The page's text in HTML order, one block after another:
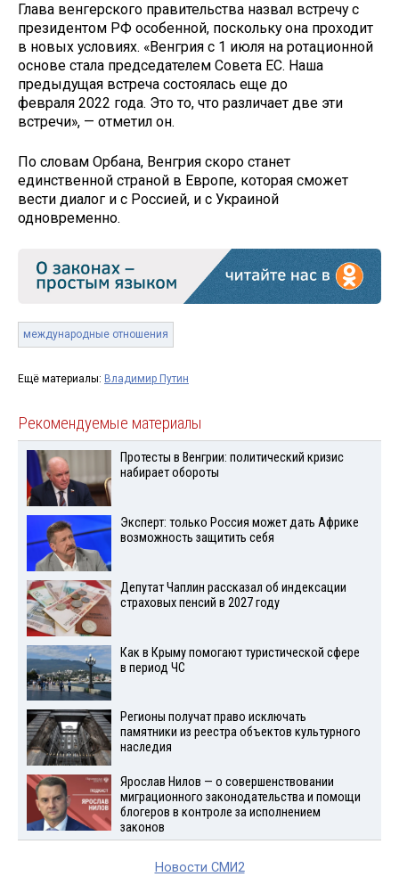
Глава венгерского правительства назвал встречу с
президентом РФ особенной, поскольку она проходит
в новых условиях. «Венгрия с 1 июля на ротационной
основе стала председателем Совета ЕС. Наша
предыдущая встреча состоялась еще до
февраля 2022 года. Это то, что различает две эти
встречи», — отметил он.
По словам Орбана, Венгрия скоро станет
единственной страной в Европе, которая сможет
вести диалог и с Россией, и с Украиной
одновременно.
международные отношения
Ещё материалы: Владимир Путин
Рекомендуемые материалы
Протесты в Венгрии: политический кризис
набирает обороты
Эксперт: только Россия может дать Африке
возможность защитить себя
Депутат Чаплин рассказал об индексации
страховых пенсий в 2027 году
Как в Крыму помогают туристической сфере
в период ЧС
Регионы получат право исключать
памятники из реестра объектов культурного
наследия
Ярослав Нилов — о совершенствовании
миграционного законодательства и помощи
блогеров в контроле за исполнением
законов
Новости СМИ2